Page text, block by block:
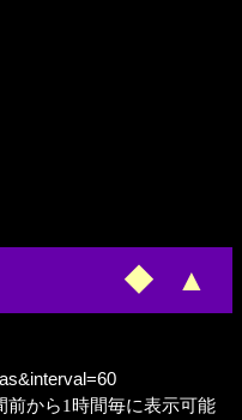
◆ ▲
前から1時間毎に表示可能